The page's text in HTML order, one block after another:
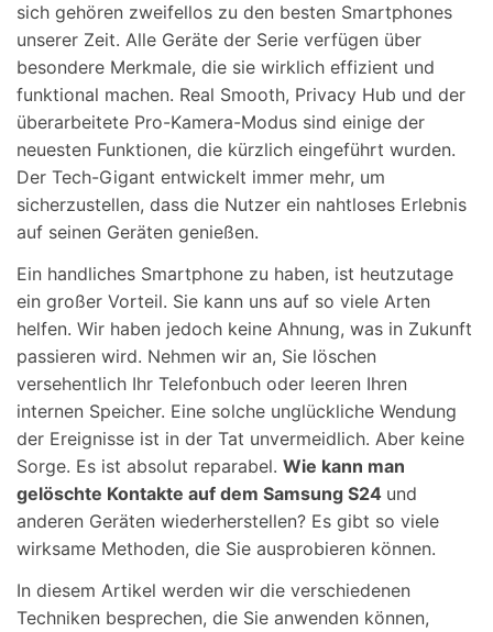
sich gehören zweifellos zu den besten Smartphones
unserer Zeit. Alle Geräte der Serie verfügen über
besondere Merkmale, die sie wirklich effizient und
funktional machen. Real Smooth, Privacy Hub und der
überarbeitete Pro-Kamera-Modus sind einige der
neuesten Funktionen, die kürzlich eingeführt wurden.
Der Tech-Gigant entwickelt immer mehr, um
sicherzustellen, dass die Nutzer ein nahtloses Erlebnis
auf seinen Geräten genießen.
Ein handliches Smartphone zu haben, ist heutzutage
ein großer Vorteil. Sie kann uns auf so viele Arten
helfen. Wir haben jedoch keine Ahnung, was in Zukunft
passieren wird. Nehmen wir an, Sie löschen
versehentlich Ihr Telefonbuch oder leeren Ihren
internen Speicher. Eine solche unglückliche Wendung
der Ereignisse ist in der Tat unvermeidlich. Aber keine
Sorge. Es ist absolut reparabel. Wie kann man
gelöschte Kontakte auf dem Samsung S24 und
anderen Geräten wiederherstellen? Es gibt so viele
wirksame Methoden, die Sie ausprobieren können.
In diesem Artikel werden wir die verschiedenen
Techniken besprechen, die Sie anwenden können,